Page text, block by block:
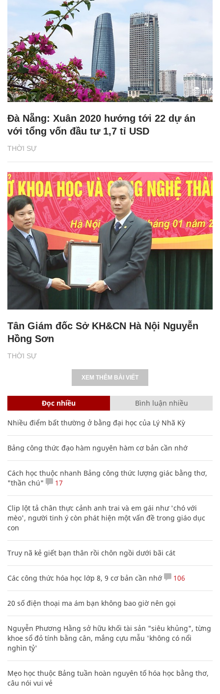
THỜI SỰ
Đà Nẵng: Xuân 2020 hướng tới 22 dự án
với tổng vốn đầu tư 1,7 tỉ USD
THỜI SỰ
Tân Giám đốc Sở KH&CN Hà Nội Nguyễn
Hồng Sơn
XEM THÊM BÀI VIẾT
Đọc nhiều Bình luận nhiều
Nhiều điểm bất thường ở bằng đại học của Lý Nhã Kỳ
Bảng công thức đạo hàm nguyên hàm cơ bản cần nhớ
Cách học thuộc nhanh Bảng công thức lượng giác bằng thơ,
"thần chú"
17
Clip lột tả chân thực cảnh anh trai và em gái như 'chó với
mèo', người tinh ý còn phát hiện một vấn đề trong giáo dục
con
Truy nã kẻ giết bạn thân rồi chôn ngồi dưới bãi cát
Các công thức hóa học lớp 8, 9 cơ bản cần nhớ 106
20 số điện thoại ma ám bạn không bao giờ nên gọi
Nguyễn Phương Hằng sở hữu khối tài sản "siêu khủng", từng
khoe sổ đỏ tính bằng cân, mắng cựu mẫu 'không có nổi
nghìn tỷ'
Mẹo học thuộc Bảng tuần hoàn nguyên tố hóa học bằng thơ,
câu nói vui vẻ